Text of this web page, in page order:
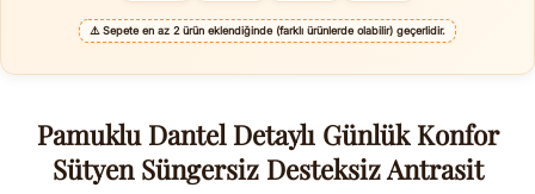
⚠️ Sepete en az 2 ürün eklendiğinde (farklı ürünlerde olabilir) geçerlidir.
Pamuklu Dantel Detaylı Günlük Konfor
Sütyen Süngersiz Desteksiz Antrasit